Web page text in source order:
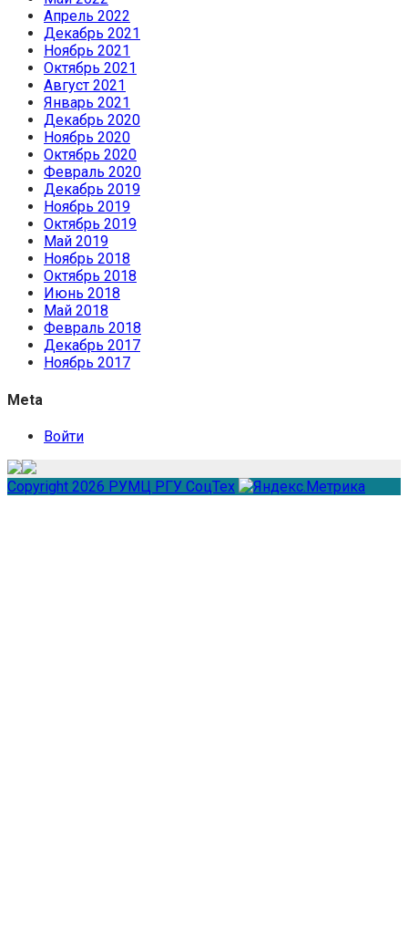
Апрель 2022
Декабрь 2021
Ноябрь 2021
Октябрь 2021
Август 2021
Январь 2021
Декабрь 2020
Ноябрь 2020
Октябрь 2020
Февраль 2020
Декабрь 2019
Ноябрь 2019
Октябрь 2019
Май 2019
Ноябрь 2018
Октябрь 2018
Июнь 2018
Май 2018
Февраль 2018
Декабрь 2017
Ноябрь 2017
Meta
Войти
Copyright 2026 РУМЦ РГУ СоцТех